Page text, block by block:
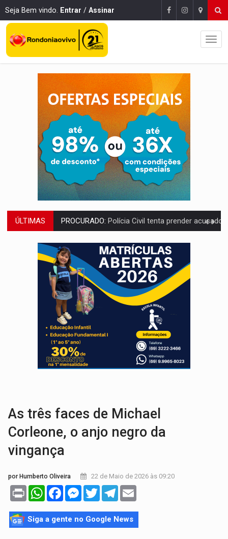
Seja Bem vindo. Entrar / Assinar
ÚLTIMAS FISCALIZAÇÃO:Ações contra furto de energia identificam irregularidades
IDENTIFICADO:Trabalhador morre no hospital após ser prensado por
COM EMENDAS:Sejucel destina R$ 2,69 milhões para rodeios e feiras
LIMERO:São Francisco do Guaporé sedia abertura do Campeonato
ENERGISA: Rondônia supera 5,4 mil estudantes inscritos
LUTO NA CULTURA: Boi Bumbá emite nota após morte de Carlos Caputo
Publicação Legal: FRANCISCO DA SILVA FILHO
URGENTE: Mototaxista e passageira sofrem grave acidente após
As três faces de Michael
Corleone, o anjo negro da
vingança
por Humberto Oliveira 22 de Maio de 2026 às 09:20
Print WhatsAppFacebookMessenger
TwitterTelegram
Siga a gente no Google News